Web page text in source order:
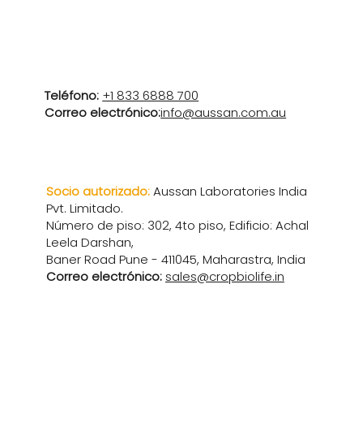
Teléfono: +1 833 6888 700
Correo electrónico:info@aussan.com.au
Socio autorizado:Aussan Laboratories India
Pvt. Limitado.
Número de piso: 302, 4to piso, Edificio: Achal
Leela Darshan,
Baner Road Pune - 411045, Maharastra, India
Correo electrónico: sales@cropbiolife.in